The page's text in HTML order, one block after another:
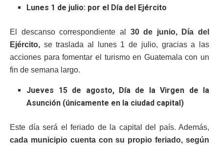
Lunes 1 de julio: por el Día del Ejército
El descanso correspondiente al
30 de junio, Día del
Ejército, se traslada al lunes 1 de julio, gracias a las
acciones para fomentar el turismo en Guatemala con un
fin de semana largo.
Jueves 15 de agosto, Día de la Virgen de la
Asunción (únicamente en la ciudad capital)
Este día será el feriado de la capital del país. Además,
cada municipio cuenta con su propio feriado, según